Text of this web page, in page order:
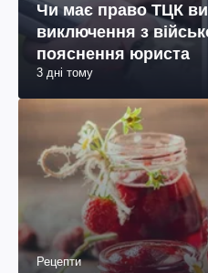
Чи має право ТЦК
виключення з
пояснення юриста
3 дні тому
Рецепти